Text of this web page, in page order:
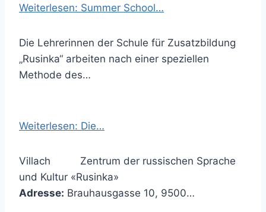
Weiterlesen: Summer School…
Die Lehrerinnen der Schule für Zusatzbildung
„Rusinka“ arbeiten nach einer speziellen
Methode des…
Weiterlesen: Die…
Villach Zentrum der russischen Sprache
und Kultur «Rusinka»
Adresse: Brauhausgasse 10, 9500…